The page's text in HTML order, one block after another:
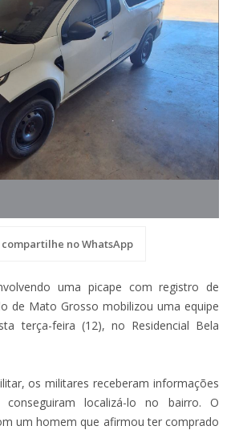
compartilhe no WhatsApp
uma picape com registro de
de Mato Grosso mobilizou uma equipe
terça-feira (12), no Residencial Bela
os militares receberam informações
localizá-lo no bairro. O
um homem que afirmou ter comprado